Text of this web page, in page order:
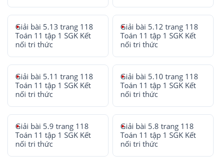
Giải bài 5.13 trang 118
Toán 11 tập 1 SGK Kết
nối tri thức
Giải bài 5.12 trang 118
Toán 11 tập 1 SGK Kết
nối tri thức
Giải bài 5.11 trang 118
Toán 11 tập 1 SGK Kết
nối tri thức
Giải bài 5.10 trang 118
Toán 11 tập 1 SGK Kết
nối tri thức
Giải bài 5.9 trang 118
Toán 11 tập 1 SGK Kết
nối tri thức
Giải bài 5.8 trang 118
Toán 11 tập 1 SGK Kết
nối tri thức